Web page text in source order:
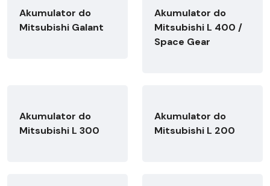
Akumulator do
Mitsubishi Galant
Akumulator do
Mitsubishi L 400 /
Space Gear
Akumulator do
Mitsubishi L 300
Akumulator do
Mitsubishi L 200